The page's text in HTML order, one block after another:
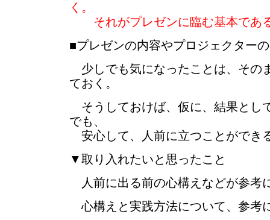
く。
それがプレゼンに臨む基本であ
■プレゼンの内容やプロジェクター
少しでも気になったことは、その
ておく。
そうしておけば、仮に、結果とし
でも、
安心して、人前に立つことができ
▼取り入れたいと思ったこと
人前に出る前の心構えなどが参考
心構えと実践方法について、参考